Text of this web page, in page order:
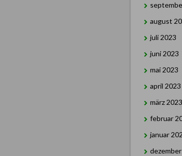
august
juli 2023
juni 2023
mai 2023
april 2023
märz 2023
februar
januar